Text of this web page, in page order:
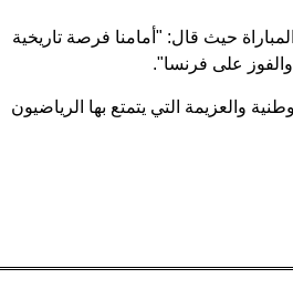
حيث قال: "أمامنا فرصة تاريخية
على فرنسا".
والعزيمة التي يتمتع بها الرياضيون